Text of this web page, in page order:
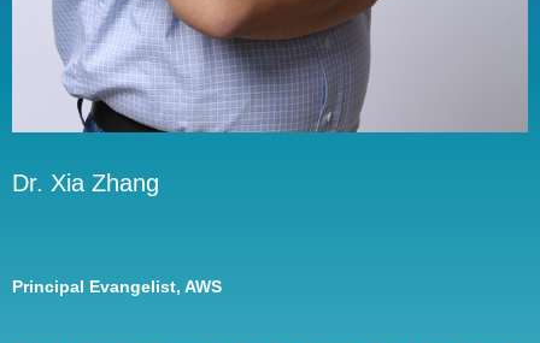
Dr. Xia Zhang
Principal Evangelist, AWS